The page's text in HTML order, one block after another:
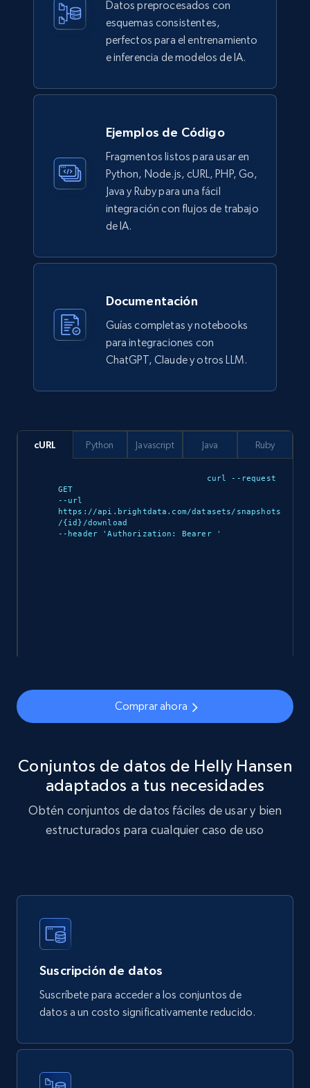
count, Main image, Category url, Category, and
more.
Walmart sellers info
Seller id, URL, Catalog seller id, Seller name, Seller
display name, Seller email, Seller phone, Seller
about us, and more.
eCommerce
912+
eCommerce
901+
URL, Product id, Title, Original price, Final price,
Discount rate, Currency, Description, and more.
eCommerce
Google Shopping products search US
Currency, Rating, Reviews count, and more.
eCommerce
Datos preprocesados con
esquemas consistentes,
perfectos para el entrenamiento
e inferencia de modelos de IA.
Ejemplos de Código
Fragmentos listos para usar en
Python, Node.js, cURL, PHP, Go,
Java y Ruby para una fácil
integración con flujos de trabajo
de IA.
Documentación
Guías completas y notebooks
para integraciones con
ChatGPT, Claude y otros LLM.
cURL
curl --request
GET
--url
https://api.brightdata.com/datasets/snapshots
/{id}/download
--header 'Authorization: Bearer
'
Python Javascript Java Ruby
Comprar ahora
Conjuntos de datos de Helly Hansen
adaptados a tus necesidades
Obtén conjuntos de datos fáciles de usar y bien
estructurados para cualquier caso de uso
Suscripción de datos
Suscríbete para acceder a los conjuntos de
datos a un costo significativamente reducido.